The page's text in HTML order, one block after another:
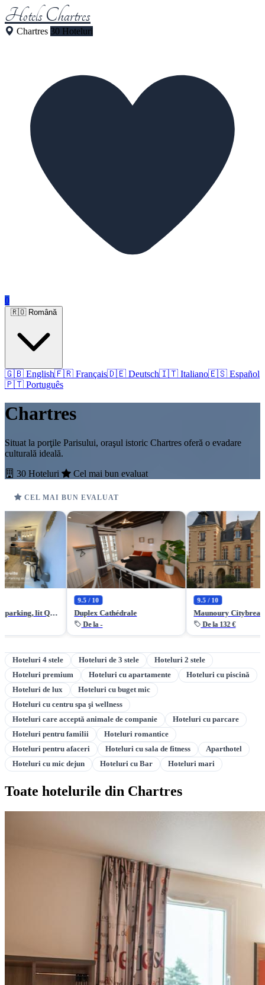
Hotels Chartres
Chartres 30 Hoteluri
0
🇷🇴 Română
🇬🇧 English🇫🇷 Français🇩🇪 Deutsch🇮🇹 Italiano🇪🇸 Español
🇵🇹 Português
Chartres
Situat la porţile Parisului, oraşul istoric Chartres oferă o evadare
culturală ideală.
30 Hoteluri
Cel mai bun evaluat
CEL MAI BUN EVALUAT
Studio central, parking, lit Queen size par ALP Chartres Duplex Cathédrale
De la -
Maunoury Citybreak
De la 132 €
Hoteluri 4 stele Hoteluri de 3 stele
Hoteluri 2 stele
Hoteluri premium
Hoteluri cu apartamente
Hoteluri cu piscină
Hoteluri de lux
Hoteluri cu buget mic
Hoteluri cu centru spa şi wellness
Hoteluri care acceptă animale de companie
Hoteluri cu parcare
Hoteluri pentru familii
Hoteluri romantice
Hoteluri pentru afaceri
Hoteluri cu sala de fitness
Aparthotel
Hoteluri cu mic dejun
Hoteluri cu Bar Hoteluri mari
Toate hotelurile din Chartres